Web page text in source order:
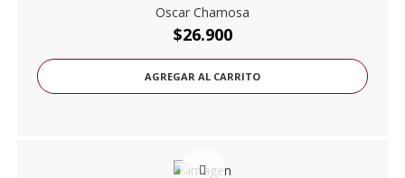
Oscar Chamosa
$26.900
AGREGAR AL CARRITO